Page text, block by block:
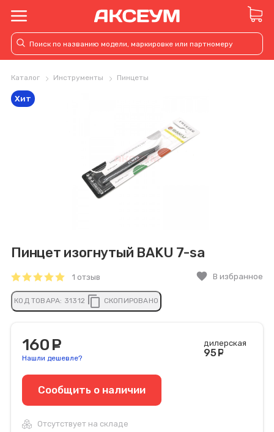
Каталог Инструменты Пинцеты
Пинцет изогнутый BAKU 7-sa
1 отзыв favorite В избранное
КОД ТОВАРА: 31312 content_copy СКОПИРОВАНО
Хит
160
Нашли дешевле?
дилерская
95
Сообщить o наличии
Отсутствует на складе